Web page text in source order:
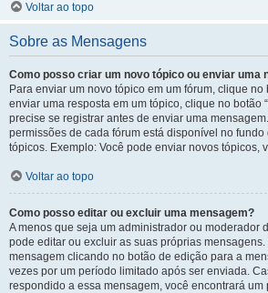
Voltar ao topo
Sobre as Mensagens
Como posso criar um novo tópico ou enviar uma
Para enviar um novo tópico em um fórum, clique no
enviar uma resposta em um tópico, clique no botão
precise se registrar antes de enviar uma
permissões de cada fórum está disponível no
tópicos. Exemplo: Você pode enviar novos tópicos,
Voltar ao topo
Como posso editar ou excluir uma mensagem?
A menos que seja um administrador ou moderador
pode editar ou excluir as suas próprias
mensagem clicando no botão de edição para a
vezes por um período limitado após ser enviada.
respondido a essa mensagem, você encontrará um